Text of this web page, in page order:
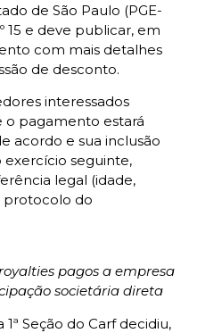
de São Paulo (PGE-
15 e deve publicar, em
com mais detalhes
de desconto.
interessados
o pagamento estará
acordo e sua inclusão
seguinte,
legal (idade,
protocolo do
pagos a empresa
societária direta
1ª Seção do Carf decidiu,